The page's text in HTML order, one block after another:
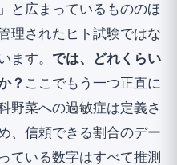
と広まっているもののほ
理されたヒト試験ではな
ます。 では、どれくらい
？ ここでもう一つ正直に
野菜への過敏症は定義さ
、信頼できる割合のデー
ている数字はすべて推測